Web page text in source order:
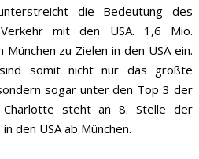
die Bedeutung des
mit den USA. 1,6 Mio.
zu Zielen in den USA ein.
somit nicht nur das größte
sogar unter den Top 3 der
Charlotte steht an 8. Stelle der
den USA ab München.